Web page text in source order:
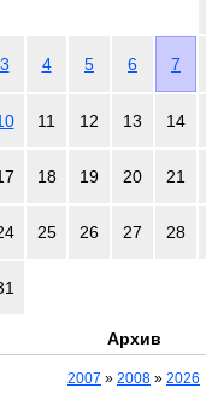
3 4 5 6 7
11 12 13 14
18 19 20 21
25 26 27 28
Архив
2007 » 2008 » 2026